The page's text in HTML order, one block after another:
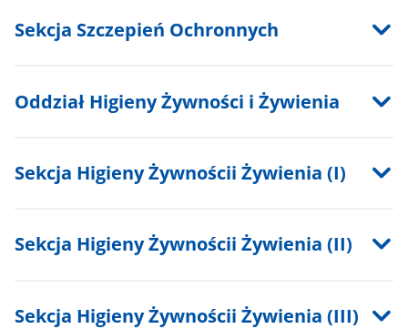
Sekcja Szczepień Ochronnych
Oddział Higieny Żywności i Żywienia
Sekcja Higieny Żywnościi Żywienia (I)
Sekcja Higieny Żywnościi Żywienia (II)
Sekcja Higieny Żywnościi Żywienia (III)